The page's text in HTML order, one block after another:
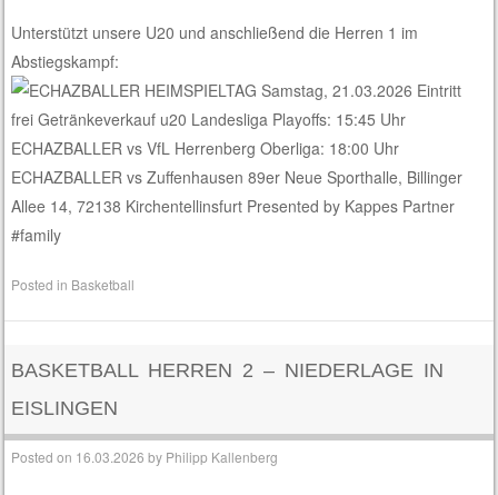
Unterstützt unsere U20 und anschließend die Herren 1 im
Abstiegskampf:
Posted in Basketball
BASKETBALL HERREN 2 – NIEDERLAGE IN
EISLINGEN
Posted on 16.03.2026 by Philipp Kallenberg